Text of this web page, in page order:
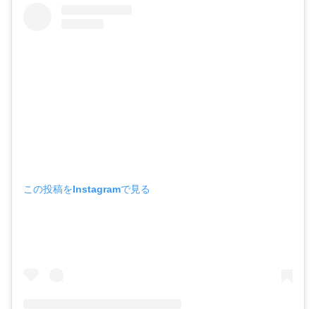
この投稿をInstagramで見る